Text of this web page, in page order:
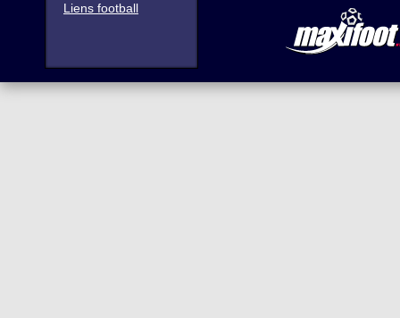
Liens football